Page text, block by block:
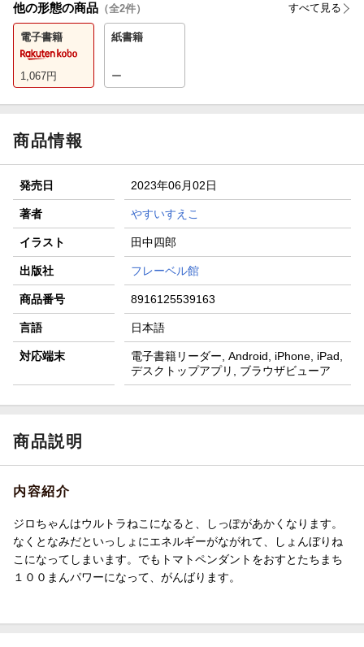
他の形態の商品 （全2件） すべて見る
電子書籍
1,067円
紙書籍
ー
商品情報
発売日 2023年06月02日
著者 やすいすえこ
イラスト 田中四郎
出版社 フレーベル館
商品番号 8916125539163
言語 日本語
対応端末
電子書籍リーダー, Android, iPhone, iPad,
デスクトップアプリ, ブラウザビューア
商品説明
内容紹介
ジロちゃんはウルトラねこになると、しっぽがあかくなります。
なくとなみだといっしょにエネルギーがながれて、しょんぼりね
こになってしまいます。でもトマトペンダントをおすとたちまち
１００まんパワーになって、がんばります。